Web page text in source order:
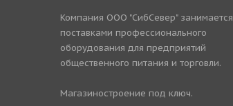
Компания ООО "СибСевер" занимается
поставками профессионального
оборудования для предприятий
общественного питания и торговли.
Магазиностроение под ключ.